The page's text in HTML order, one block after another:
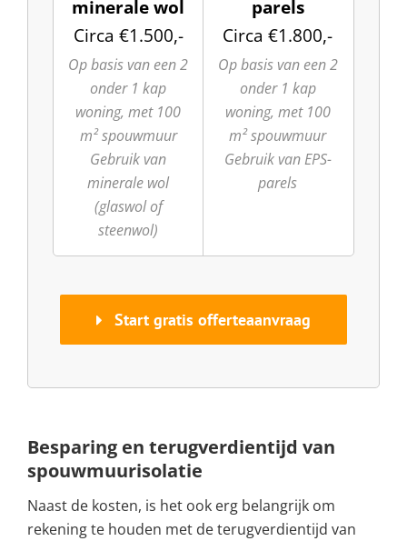
minerale wol
Circa €1.500,-
Op basis van een 2
onder 1 kap
woning, met 100
m² spouwmuur
Gebruik van
minerale wol
(glaswol of
steenwol)
parels
Circa €1.800,-
Op basis van een 2
onder 1 kap
woning, met 100
m² spouwmuur
Gebruik van EPS-
parels
Start gratis offerteaanvraag
Besparing en terugverdientijd van
spouwmuurisolatie
Naast de kosten, is het ook erg belangrijk om
rekening te houden met de terugverdientijd van